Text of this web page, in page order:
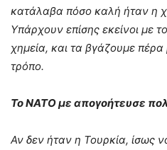
κατάλαβα πόσο καλή ήταν η
Υπάρχουν επίσης εκείνοι με
χημεία, και τα βγάζουμε πέρα
τρόπο.
Το ΝΑΤΟ με απογοήτευσε
Αν δεν ήταν η Τουρκία, ίσως